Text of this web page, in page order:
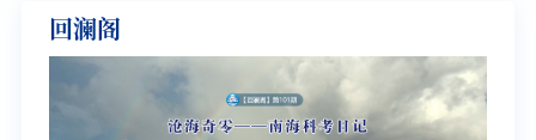
回澜阁